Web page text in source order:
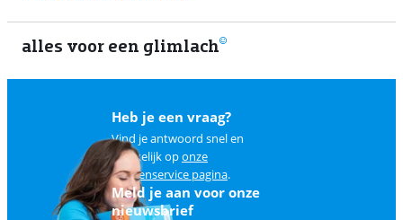
alles voor een glimlach
Heb je een vraag?
Vind je antwoord snel en
makkelijk oponze
klantenservice pagina.
Meld je aan voor onze
nieuwsbrief